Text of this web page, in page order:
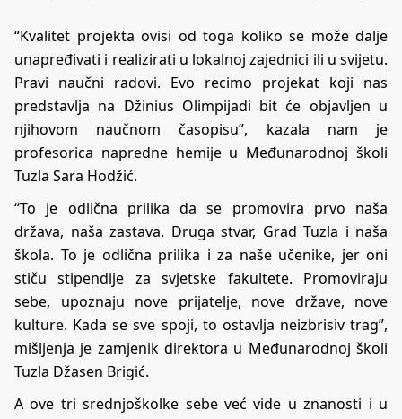
“Kvalitet projekta ovisi od toga koliko se može dalje
unapređivati i realizirati u lokalnoj zajednici ili u svijetu.
Pravi naučni radovi. Evo recimo projekat koji nas
predstavlja na Džinius Olimpijadi bit će objavljen u
njihovom naučnom časopisu”, kazala nam je
profesorica napredne hemije u Međunarodnoj školi
Tuzla Sara Hodžić.
“To je odlična prilika da se promovira prvo naša
država, naša zastava. Druga stvar, Grad Tuzla i naša
škola. To je odlična prilika i za naše učenike, jer oni
stiču stipendije za svjetske fakultete. Promoviraju
sebe, upoznaju nove prijatelje, nove države, nove
kulture. Kada se sve spoji, to ostavlja neizbrisiv trag”,
mišljenja je zamjenik direktora u Međunarodnoj školi
Tuzla Džasen Brigić.
A ove tri srednjoškolke sebe već vide u znanosti i u